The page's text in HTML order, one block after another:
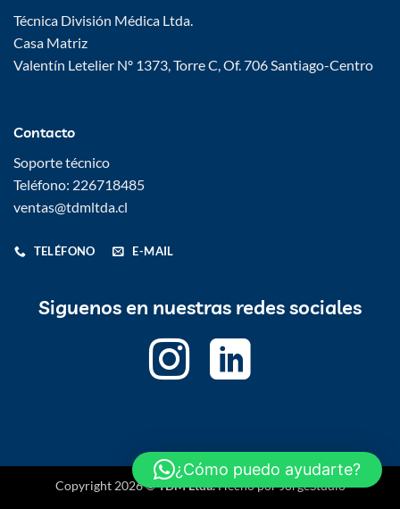
Técnica División Médica Ltda.
Casa Matriz
Valentín Letelier Nº 1373, Torre C, Of. 706 Santiago-Centro
Contacto
Soporte técnico
Teléfono: 226718485
ventas@tdmltda.cl
TELÉFONO E-MAIL
Siguenos en nuestras redes sociales
Copyright 2026 ©TDM Ltda.Hecho porJorgeStudio
¿Cómo puedo ayudarte?